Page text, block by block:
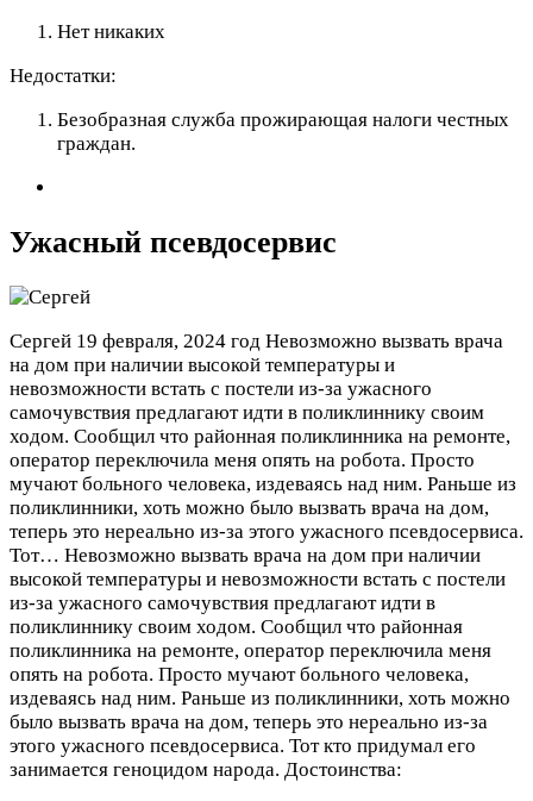
Нет никаких
Недостатки:
Безобразная служба прожирающая налоги честных
граждан.
Ужасный псевдосервис
Сергей 19 февраля, 2024 год Невозможно вызвать врача
на дом при наличии высокой температуры и
невозможности встать с постели из-за ужасного
самочувствия предлагают идти в поликлиннику своим
ходом. Сообщил что районная поликлинника на ремонте,
оператор переключила меня опять на робота. Просто
мучают больного человека, издеваясь над ним. Раньше из
поликлинники, хоть можно было вызвать врача на дом,
теперь это нереально из-за этого ужасного псевдосервиса.
Тот… Невозможно вызвать врача на дом при наличии
высокой температуры и невозможности встать с постели
из-за ужасного самочувствия предлагают идти в
поликлиннику своим ходом. Сообщил что районная
поликлинника на ремонте, оператор переключила меня
опять на робота. Просто мучают больного человека,
издеваясь над ним. Раньше из поликлинники, хоть можно
было вызвать врача на дом, теперь это нереально из-за
этого ужасного псевдосервиса. Тот кто придумал его
занимается геноцидом народа. Достоинства: